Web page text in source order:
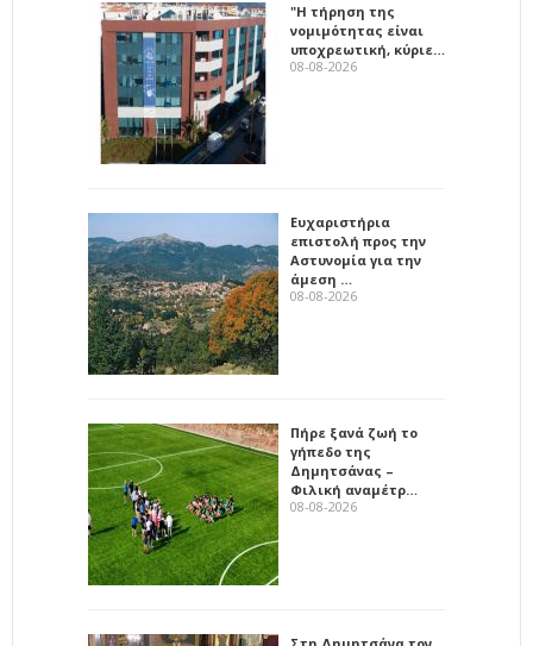
"Η τήρηση της
νομιμότητας είναι
υποχρεωτική, κύριε…
08-08-2026
Ευχαριστήρια
επιστολή προς την
Αστυνομία για την
άμεση …
08-08-2026
Πήρε ξανά ζωή το
γήπεδο της
Δημητσάνας –
Φιλική αναμέτρ…
08-08-2026